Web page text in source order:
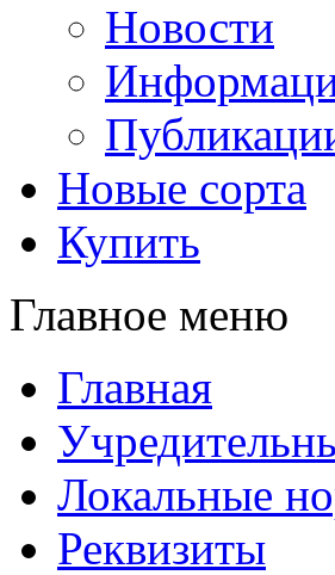
Новости
Новые сорта
Купить
Главное меню
Главная
Локальные
Реквизиты